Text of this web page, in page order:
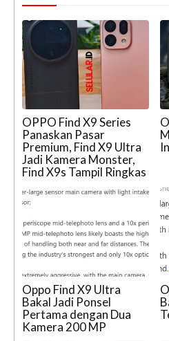
OPPO Find X9 Series
Panaskan Pasar
Premium, Find X9 Ultra
Jadi Kamera Monster,
Find X9s Tampil Ringkas
Oppo Find X9 Ultra
Bakal Jadi Ponsel
Pertama dengan Dua
Kamera 200 MP